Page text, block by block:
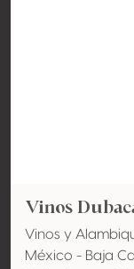
Vinos
Vinos y
México - Baja